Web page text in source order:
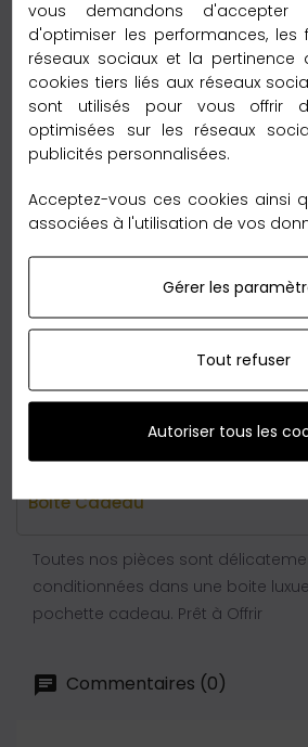
– 6 à 12 jours vers le reste du
Garantie Retour 60 jours
Nous sommes tellement
que nous vous offrons leretour
achat.
Boite Cadeau
Toutes nos pièces sont
conditionnées dans une boite
pochette cadeau. Prêt à Offrir
Commentaires (0)
vous demandons
d'optimiser les performances, les
réseaux sociaux et la pertinence
cookies tiers liés aux réseaux
sont utilisés pour vous offrir
optimisées sur les réseaux
publicités personnalisées.
Acceptez-vous ces cookies ainsi
associées à l'utilisation de vos
Gérer les
Tout refuser
Autoriser tous les